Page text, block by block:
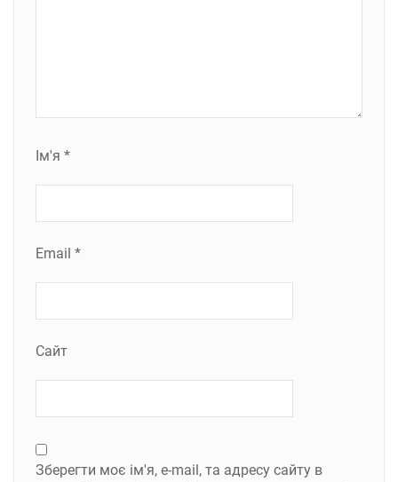
Ім'я *
Email *
Сайт
Зберегти моє ім'я, e-mail, та адресу сайту в